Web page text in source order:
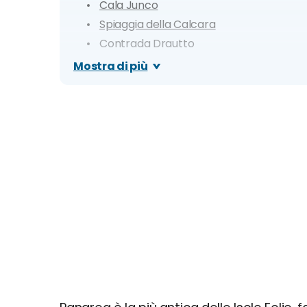
Cala Junco
Spiaggia della Calcara
Contrada Drautto
Villaggio preistorico di Capo Milazzese
Mostra di più